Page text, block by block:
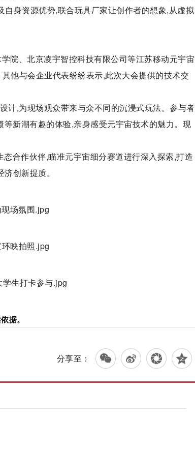
身资源优势,联合玩具厂家让创作者的想象,从虚拟
院、北京凌宇智控科技有限公司等江苏移动元宇宙
他与会企业代表纷纷表示,此次大会提供的技术交
计,为现场观众带来与众不同的沉浸式玩法。参与者
新潮有趣的体验,亲身感受元宇宙技术的魅力。现
合作伙伴,瞄准元宇宙细分赛道进行深入探索,打造
创新提质。
据。
分享至：